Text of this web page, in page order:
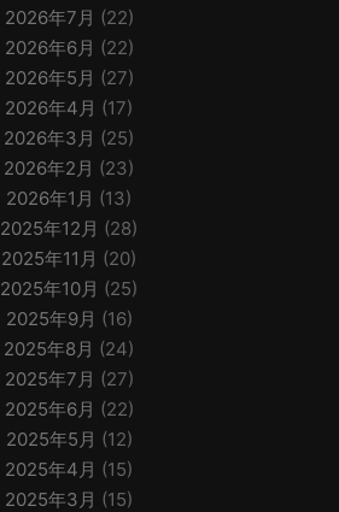
2026年7月 (22)
2026年6月 (22)
2026年5月 (27)
2026年4月 (17)
2026年3月 (25)
2026年2月 (23)
2026年1月 (13)
2025年12月 (28)
2025年11月 (20)
2025年10月 (25)
2025年9月 (16)
2025年8月 (24)
2025年7月 (27)
2025年6月 (22)
2025年5月 (12)
2025年4月 (15)
2025年3月 (15)